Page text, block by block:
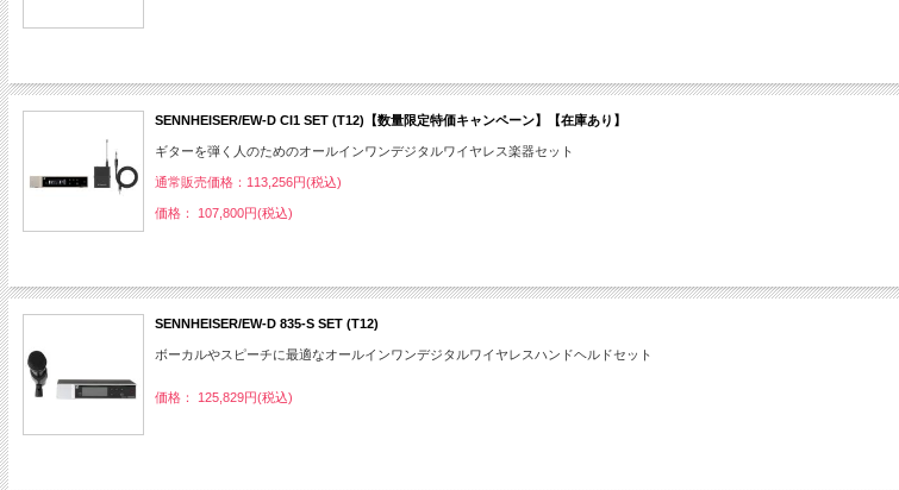
SENNHEISER/EW-D CI1 SET (T12)【数量限定特価キャンペーン】【在庫あり】
ギターを弾く人のためのオールインワンデジタルワイヤレス楽器セット
通常販売価格：113,256円(税込)
価格： 107,800円(税込)
SENNHEISER/EW-D 835-S SET (T12)
ボーカルやスピーチに最適なオールインワンデジタルワイヤレスハンドヘルドセット
価格： 125,829円(税込)